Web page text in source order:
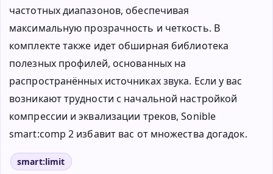
частотных диапазонов, обеспечивая
максимальную прозрачность и четкость. В
комплекте также идет обширная библиотека
полезных профилей, основанных на
распространённых источниках звука. Если у вас
возникают трудности с начальной настройкой
компрессии и эквализации треков, Sonible
smart:comp 2 избавит вас от множества догадок.
smart:limit